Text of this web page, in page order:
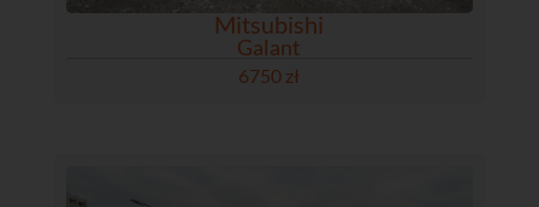
Mitsubishi
Galant
6750 zł